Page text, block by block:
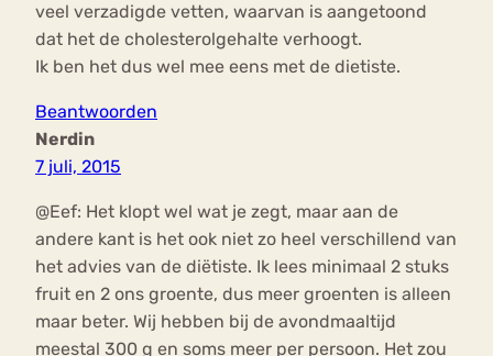
veel verzadigde vetten, waarvan is aangetoond
dat het de cholesterolgehalte verhoogt.
Ik ben het dus wel mee eens met de dietiste.
Beantwoorden
Nerdin
7 juli, 2015
@Eef: Het klopt wel wat je zegt, maar aan de
andere kant is het ook niet zo heel verschillend van
het advies van de diëtiste. Ik lees minimaal 2 stuks
fruit en 2 ons groente, dus meer groenten is alleen
maar beter. Wij hebben bij de avondmaaltijd
meestal 300 g en soms meer per persoon. Het zou